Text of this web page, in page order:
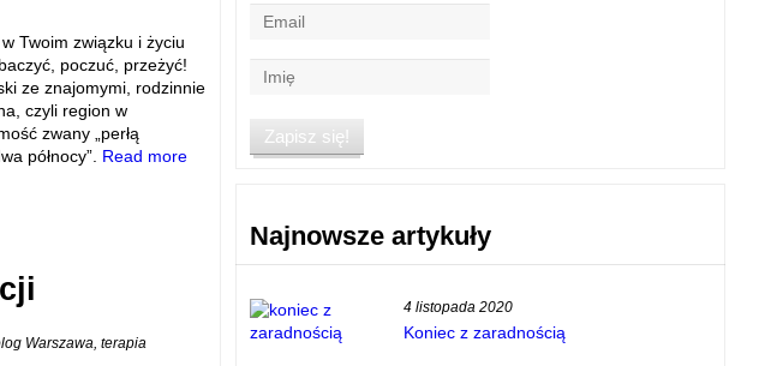
Twoim związku i życiu
poczuć, przeżyć!
ze znajomymi, rodzinnie
czyli region w
zwany „perłą
północy”. Read more
Warszawa, terapia
Najnowsze artykuły
4 listopada 2020
Koniec z zaradnością